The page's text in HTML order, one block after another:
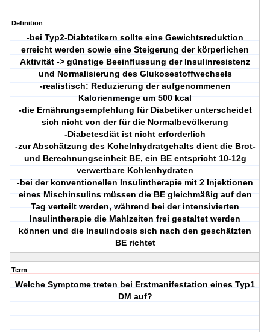
Definition
-bei Typ2-Diabtetikern sollte eine Gewichtsreduktion
erreicht werden sowie eine Steigerung der körperlichen
Aktivität -> günstige Beeinflussung der Insulinresistenz
und Normalisierung des Glukosestoffwechsels
-realistisch: Reduzierung der aufgenommenen
Kalorienmenge um 500 kcal
-die Ernährungsempfehlung für Diabetiker unterscheidet
sich nicht von der für die Normalbevölkerung
-Diabetesdiät ist nicht erforderlich
-zur Abschätzung des Kohelnhydratgehalts dient die Brot-
und Berechnungseinheit BE, ein BE entspricht 10-12g
verwertbare Kohlenhydraten
-bei der konventionellen Insulintherapie mit 2 Injektionen
eines Mischinsulins müssen die BE gleichmäßig auf den
Tag verteilt werden, während bei der intensivierten
Insulintherapie die Mahlzeiten frei gestaltet werden
können und die Insulindosis sich nach den geschätzten
BE richtet
Term
Welche Symptome treten bei Erstmanifestation eines Typ1
DM auf?